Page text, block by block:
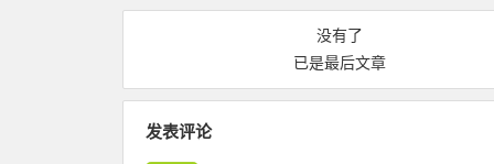
没有了
已是最后文章
发表评论